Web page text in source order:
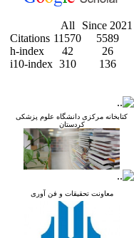
All
Since 2021
Citations 11570
5589
h-index
42
26
i10-index 310 136
کتابخانه مرکزی دانشگاه علوم پزشکی
کردستان
معاونت تحقیقات و فن آوری